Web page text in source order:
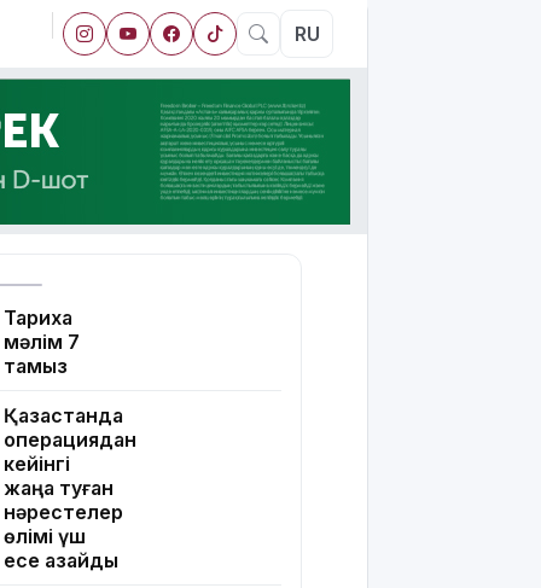
RU
Тарихқа
мәлім 7
тамыз
Қазақстанда
операциядан
кейінгі
жаңа туған
нәрестелер
өлімі үш
есе азайды